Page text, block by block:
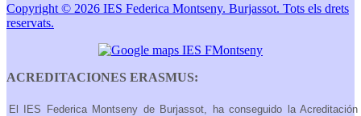
Copyright © 2026 IES Federica Montseny. Burjassot. Tots els drets
reservats.
ACREDITACIONES ERASMUS:
El IES Federica Montseny de Burjassot, ha conseguido la Acreditación